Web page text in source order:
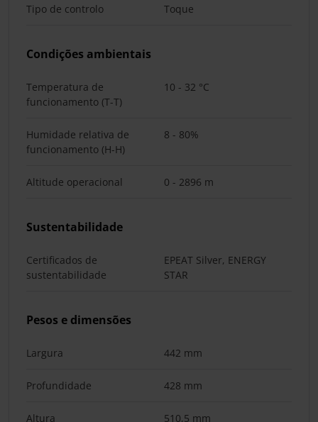
Tipo de controlo Toque
Condições ambientais
Temperatura de
funcionamento (T-T)
10 - 32 °C
Humidade relativa de
funcionamento (H-H)
8 - 80%
Altitude operacional 0 - 2896 m
Sustentabilidade
Certificados de
sustentabilidade
EPEAT Silver, ENERGY
STAR
Pesos e dimensões
Largura 442 mm
Profundidade 428 mm
Altura 510,5 mm